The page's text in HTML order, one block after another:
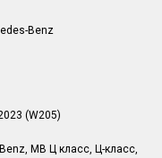
Benz
(W205)
MB Ц класс, Ц-класс,